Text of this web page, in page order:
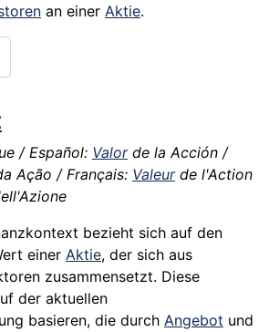
an einer Aktie.
/ Español: Valorde la Acción /
Ação / Français: Valeurde l'Action
bezieht sich auf den
einer Aktie, der sich aus
zusammensetzt. Diese
der aktuellen
basieren, die durch Angebot und